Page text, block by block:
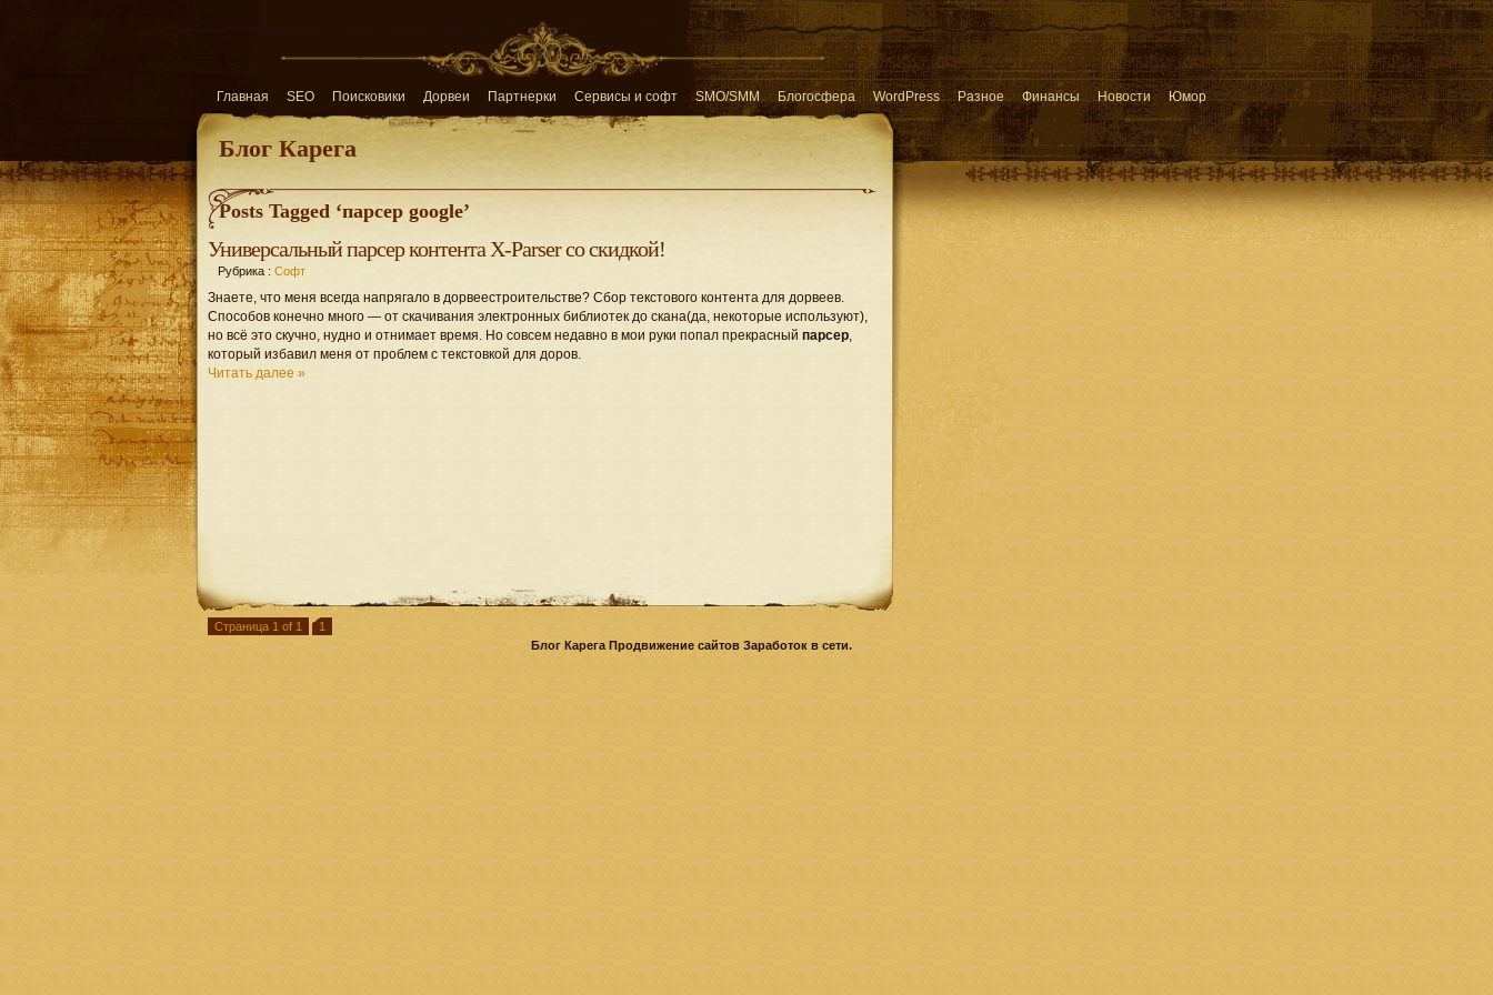
Главная SEO Поисковики Дорвеи Партнерки Сервисы и софт SMO/SMM Блогосфера WordPress Разное Финансы Новости Юмор
Блог Карега
Posts Tagged ‘парсер google’
Универсальный парсер контента X-Parser со скидкой!
Рубрика : Софт
Знаете, что меня всегда напрягало в дорвеестроительстве? Сбор текстового контента для дорвеев.
Способов конечно много — от скачивания электронных библиотек до скана(да, некоторые используют),
но всё это скучно, нудно и отнимает время. Но совсем недавно в мои руки попал прекрасный парсер,
который избавил меня от проблем с текстовкой для доров.
Читать далее »
Страница 1 of 1
1
Блог Карега Продвижение сайтов Заработок в сети.